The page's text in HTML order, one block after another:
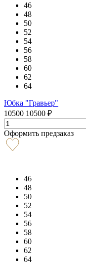
46
48
50
52
54
56
58
60
62
64
Юбка "Гравьер"
10500 10500 ₽
Оформить предзаказ
46
48
50
52
54
56
58
60
62
64